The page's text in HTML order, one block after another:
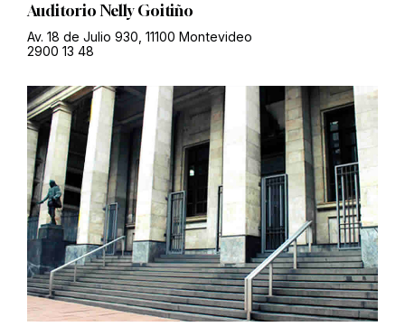
Auditorio Nelly Goitiño
Av. 18 de Julio 930, 11100 Montevideo
2900 13 48